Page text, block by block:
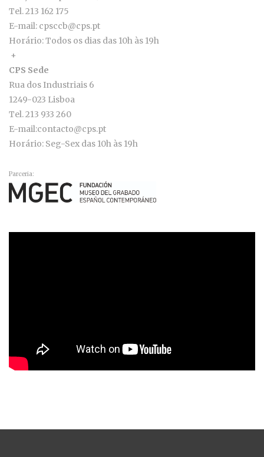
Tel. 213 162 175
E-mail: cpsccb@cps.pt
Horário: Todos os dias das 10h às 19h
+
CPS Sede
Rua dos Industriais 6
1249-023 Lisboa
Tel. 213 933 260
E-mail:contacto@cps.pt
Horário: Seg-Sex das 10h às 19h
Parceria: